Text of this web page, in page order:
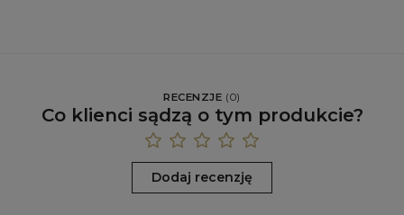
RECENZJE (0)
Co klienci sądzą o tym produkcie?
Dodaj recenzję